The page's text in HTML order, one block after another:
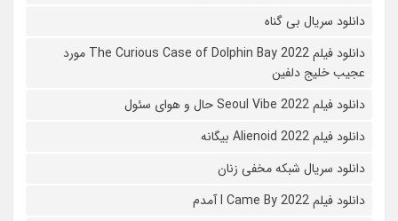
دانلود سریال بی گناه
دانلود فیلم The Curious Case of Dolphin Bay 2022 مورد
عجیب خلیج دلفین
دانلود فیلم Seoul Vibe 2022 حال و هوای سئول
دانلود فیلم Alienoid 2022 بیگانه
دانلود سریال شبکه مخفی زنان
دانلود فیلم I Came By 2022 آمدم